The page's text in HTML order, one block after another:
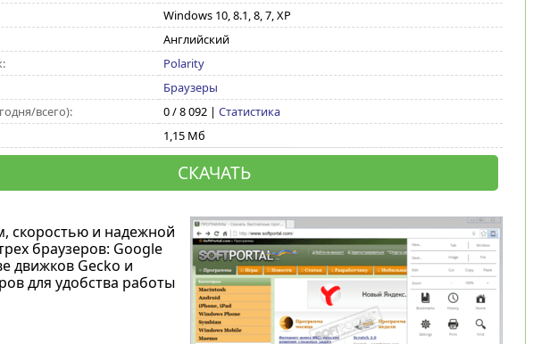
Windows 10, 8.1, 8, 7, XP
Английский
Polarity
Браузеры
всего):
0 / 8 092 | Статистика
1,15 Мб
СКАЧАТЬ
скоростью и надежной
браузеров: Google
движков Gecko и
для удобства работы